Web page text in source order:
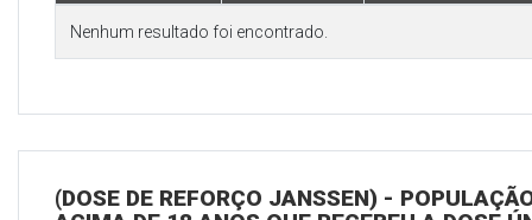
Nenhum resultado foi encontrado.
(DOSE DE REFORÇO JANSSEN) -